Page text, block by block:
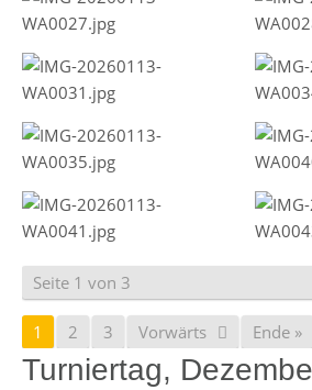
Seite 1 von 3
1 2 3 Vorwärts Ende »
Turniertag,